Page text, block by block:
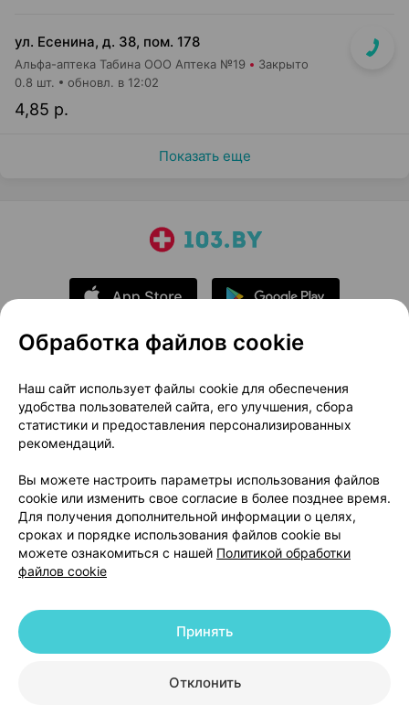
ул. Есенина, д. 38, пом. 178
Альфа-аптека Табина ООО Аптека №19 Закрыто
4,85 р.
0.8 шт. обновл. в 12:02
Показать еще
О проекте
Новости проекта
Размещение рекламы
Медицинский маркетинг
Публичный договор
Доставка
Способы оплаты
Вакансии
Партнеры
Написать руководителю 103.by
Написать в поддержку
Персональные настройки Cookie
© 2026 ООО «Артокс Лаб», УНП 191700409 | 220012, Республика Беларусь,
+375 291212755
Обработка файлов cookie
Наш сайт использует файлы cookie для обеспечения
удобства пользователей сайта, его улучшения, сбора
статистики и предоставления персонализированных
рекомендаций.
Вы можете настроить параметры использования файлов
cookie или изменить свое согласие в более позднее время.
Для получения дополнительной информации о целях,
сроках и порядке использования файлов cookie вы
можете ознакомиться с нашей Политикой обработки
файлов cookie
Отклонить
Принять